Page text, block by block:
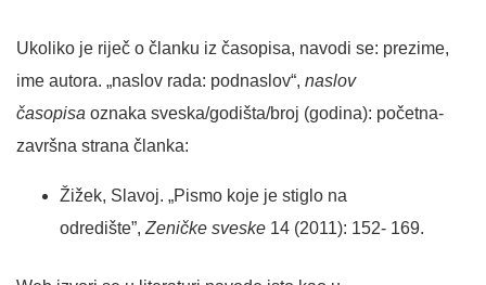
Ukoliko je riječ o članku iz časopisa, navodi se: prezime,
ime autora. „naslov rada: podnaslov“, naslov
časopisa oznaka sveska/godišta/broj (godina): početna-
završna strana članka:
Žižek, Slavoj. „Pismo koje je stiglo na
odredište”, Zeničke sveske 14 (2011): 152- 169.